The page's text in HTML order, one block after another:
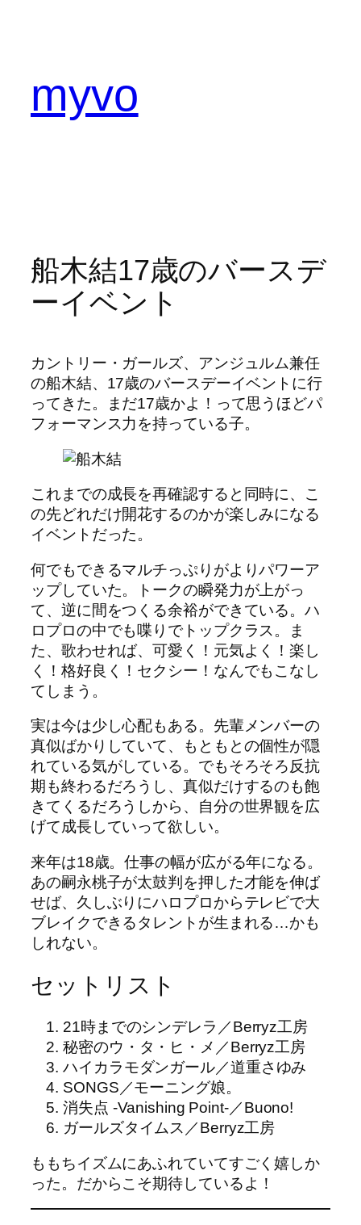
myvo
船木結17歳のバースデ
ーイベント
カントリー・ガールズ、アンジュルム兼任
の船木結、17歳のバースデーイベントに行
ってきた。まだ17歳かよ！って思うほどパ
フォーマンス力を持っている子。
これまでの成長を再確認すると同時に、こ
の先どれだけ開花するのかが楽しみになる
イベントだった。
何でもできるマルチっぷりがよりパワーア
ップしていた。トークの瞬発力が上がっ
て、逆に間をつくる余裕ができている。ハ
ロプロの中でも喋りでトップクラス。ま
た、歌わせれば、可愛く！元気よく！楽し
く！格好良く！セクシー！なんでもこなし
てしまう。
実は今は少し心配もある。先輩メンバーの
真似ばかりしていて、もともとの個性が隠
れている気がしている。でもそろそろ反抗
期も終わるだろうし、真似だけするのも飽
きてくるだろうしから、自分の世界観を広
げて成長していって欲しい。
来年は18歳。仕事の幅が広がる年になる。
あの嗣永桃子が太鼓判を押した才能を伸ば
せば、久しぶりにハロプロからテレビで大
ブレイクできるタレントが生まれる…かも
しれない。
セットリスト
21時までのシンデレラ／Berryz工房
秘密のウ・タ・ヒ・メ／Berryz工房
ハイカラモダンガール／道重さゆみ
SONGS／モーニング娘。
消失点 -Vanishing Point-／Buono!
ガールズタイムス／Berryz工房
ももちイズムにあふれていてすごく嬉しか
った。だからこそ期待しているよ！